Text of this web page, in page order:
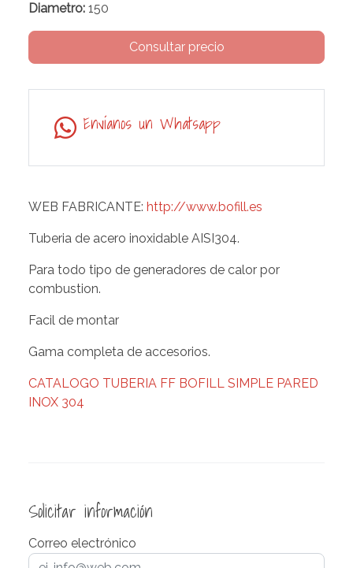
Diametro: 150
Consultar precio
Envíanos un Whatsapp
WEB FABRICANTE: http://www.bofill.es
Tuberia de acero inoxidable AISI304.
Para todo tipo de generadores de calor por
combustion.
Facil de montar
Gama completa de accesorios.
CATALOGO TUBERIA FF BOFILL SIMPLE PARED
INOX 304
Solicitar información
Correo electrónico